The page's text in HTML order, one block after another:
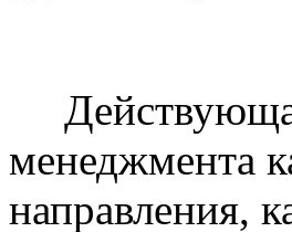
менеджмента
направления,